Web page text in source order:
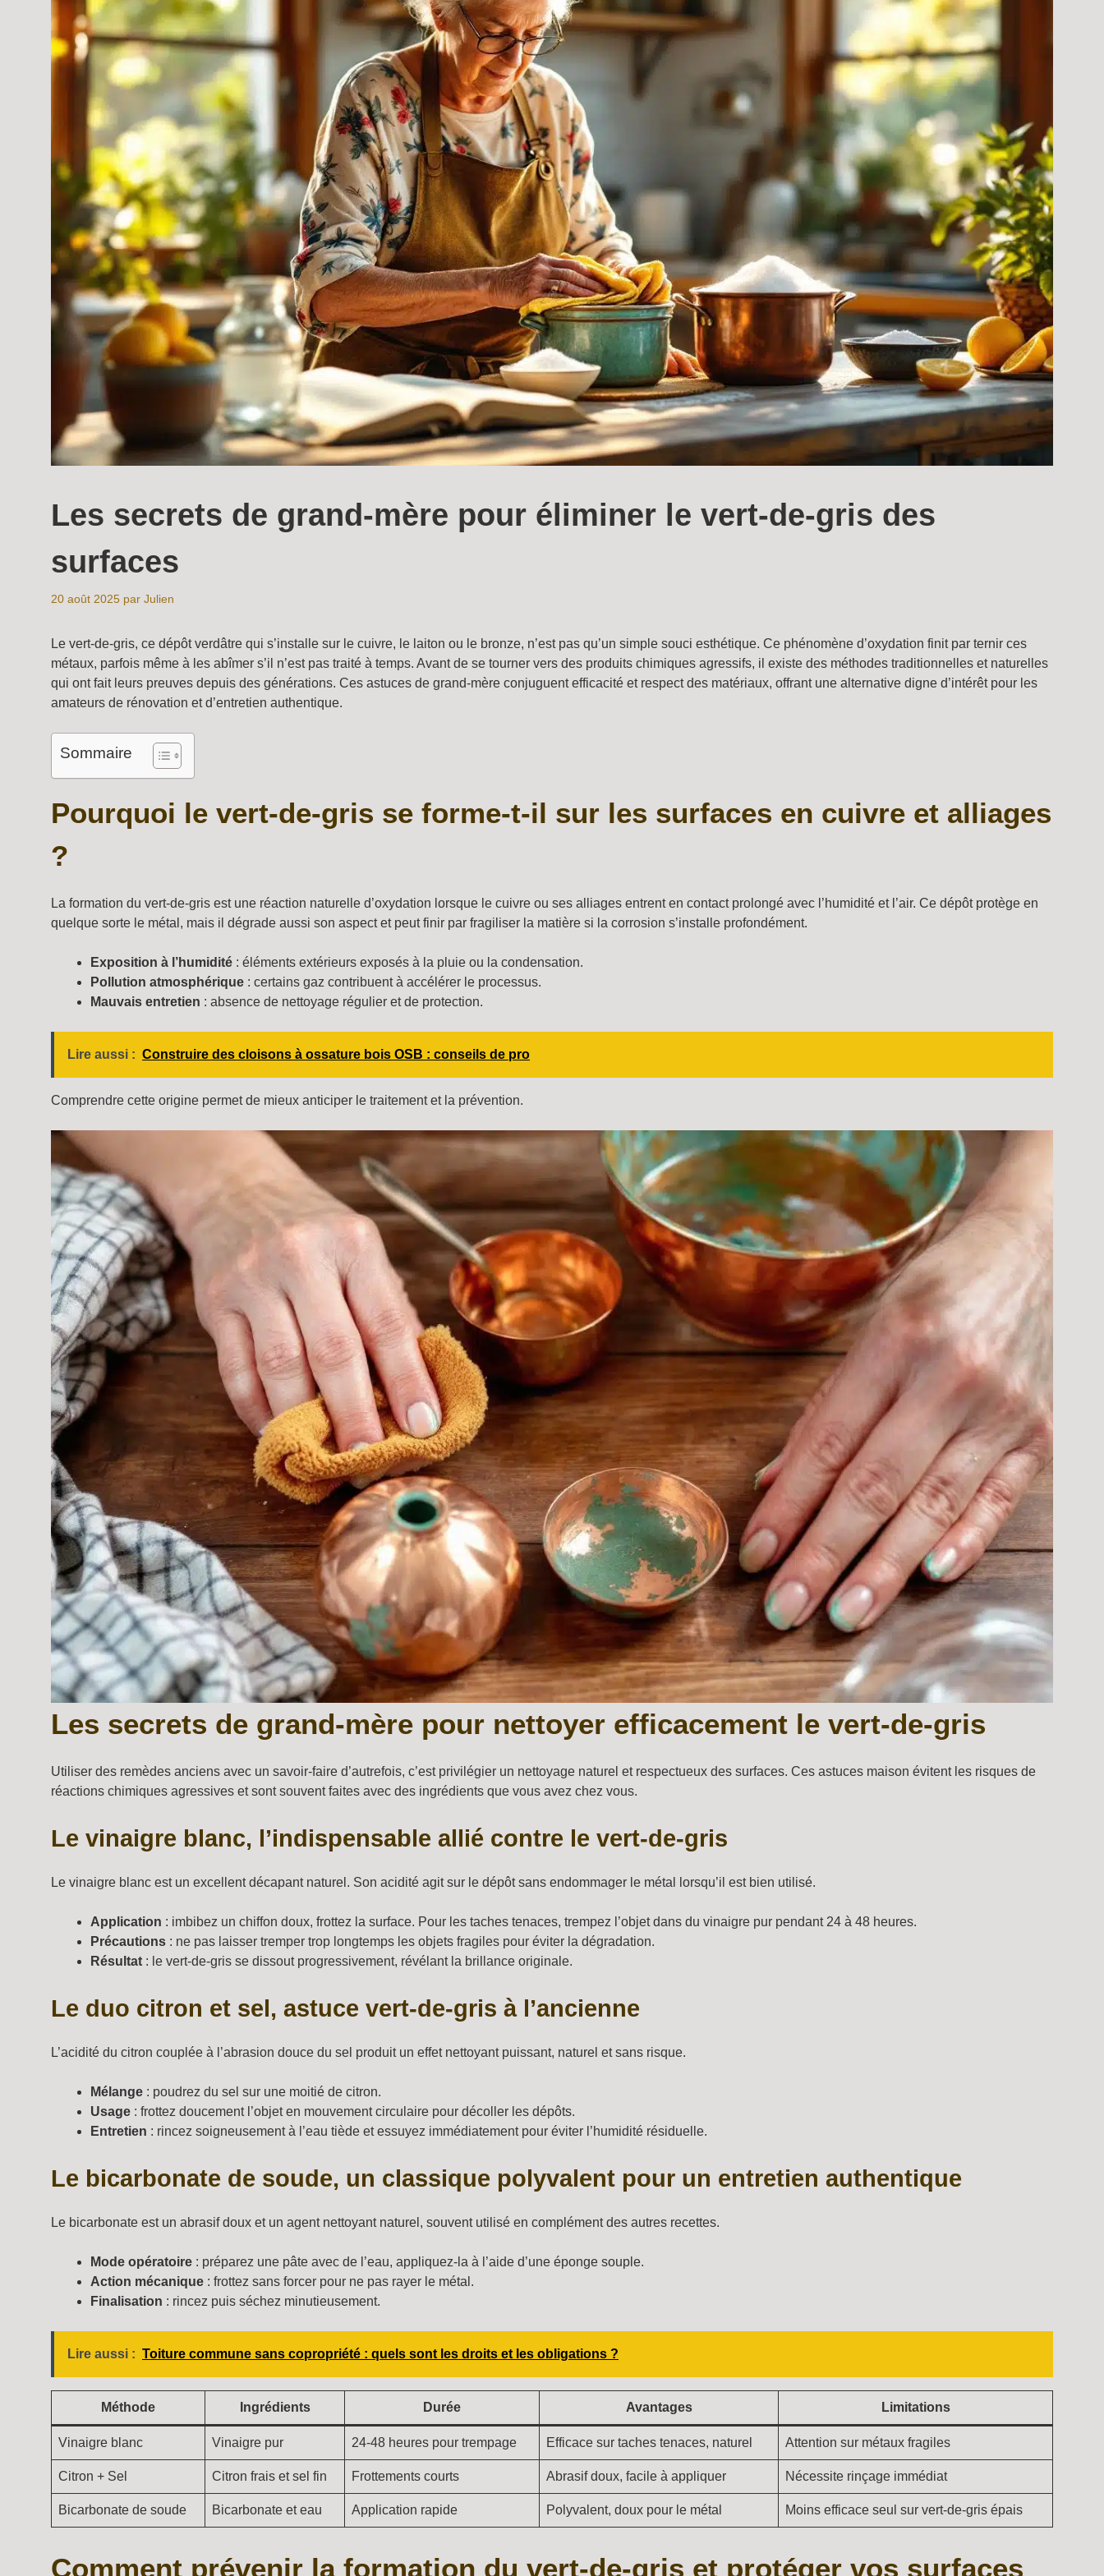
Les secrets de grand-mère pour éliminer le vert-de-gris des
surfaces
20 août 2025 par Julien
Le vert-de-gris, ce dépôt verdâtre qui s’installe sur le cuivre, le laiton ou le bronze, n’est pas qu’un simple souci esthétique. Ce phénomène d’oxydation finit par ternir ces
métaux, parfois même à les abîmer s’il n’est pas traité à temps. Avant de se tourner vers des produits chimiques agressifs, il existe des méthodes traditionnelles et naturelles
qui ont fait leurs preuves depuis des générations. Ces astuces de grand-mère conjuguent efficacité et respect des matériaux, offrant une alternative digne d’intérêt pour les
amateurs de rénovation et d’entretien authentique.
Sommaire
Pourquoi le vert-de-gris se forme-t-il sur les surfaces en cuivre et alliages
?
La formation du vert-de-gris est une réaction naturelle d’oxydation lorsque le cuivre ou ses alliages entrent en contact prolongé avec l’humidité et l’air. Ce dépôt protège en
quelque sorte le métal, mais il dégrade aussi son aspect et peut finir par fragiliser la matière si la corrosion s’installe profondément.
Exposition à l’humidité : éléments extérieurs exposés à la pluie ou la condensation.
Pollution atmosphérique : certains gaz contribuent à accélérer le processus.
Mauvais entretien : absence de nettoyage régulier et de protection.
Lire aussi : Construire des cloisons à ossature bois OSB : conseils de pro
Comprendre cette origine permet de mieux anticiper le traitement et la prévention.
Les secrets de grand-mère pour nettoyer efficacement le vert-de-gris
Utiliser des remèdes anciens avec un savoir-faire d’autrefois, c’est privilégier un nettoyage naturel et respectueux des surfaces. Ces astuces maison évitent les risques de
réactions chimiques agressives et sont souvent faites avec des ingrédients que vous avez chez vous.
Le vinaigre blanc, l’indispensable allié contre le vert-de-gris
Le vinaigre blanc est un excellent décapant naturel. Son acidité agit sur le dépôt sans endommager le métal lorsqu’il est bien utilisé.
Application : imbibez un chiffon doux, frottez la surface. Pour les taches tenaces, trempez l’objet dans du vinaigre pur pendant 24 à 48 heures.
Précautions : ne pas laisser tremper trop longtemps les objets fragiles pour éviter la dégradation.
Résultat : le vert-de-gris se dissout progressivement, révélant la brillance originale.
Le duo citron et sel, astuce vert-de-gris à l’ancienne
L’acidité du citron couplée à l’abrasion douce du sel produit un effet nettoyant puissant, naturel et sans risque.
Mélange : poudrez du sel sur une moitié de citron.
Usage : frottez doucement l’objet en mouvement circulaire pour décoller les dépôts.
Entretien : rincez soigneusement à l’eau tiède et essuyez immédiatement pour éviter l’humidité résiduelle.
Le bicarbonate de soude, un classique polyvalent pour un entretien authentique
Le bicarbonate est un abrasif doux et un agent nettoyant naturel, souvent utilisé en complément des autres recettes.
Mode opératoire : préparez une pâte avec de l’eau, appliquez-la à l’aide d’une éponge souple.
Action mécanique : frottez sans forcer pour ne pas rayer le métal.
Finalisation : rincez puis séchez minutieusement.
Lire aussi : Toiture commune sans copropriété : quels sont les droits et les obligations ?
Méthode Ingrédients Durée Avantages Limitations
Vinaigre blanc Vinaigre pur 24-48 heures pour trempage Efficace sur taches tenaces, naturel Attention sur métaux fragiles
Citron + Sel Citron frais et sel fin Frottements courts Abrasif doux, facile à appliquer Nécessite rinçage immédiat
Bicarbonate de soude Bicarbonate et eau Application rapide Polyvalent, doux pour le métal Moins efficace seul sur vert-de-gris épais
Comment prévenir la formation du vert-de-gris et protéger vos surfaces